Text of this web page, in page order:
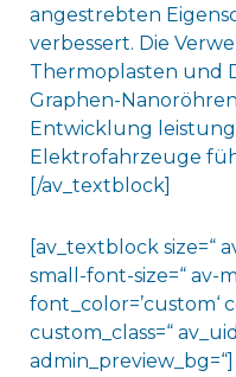
angestrebten
verbessert. Die
Thermoplasten und
Graphen-
Entwicklung
Elektrofahrzeuge
[/av_textblock]
[av_textblock size=“
small-font-size=“ av-
font_color=’custom‘
custom_class=“
admin_preview_bg=“]